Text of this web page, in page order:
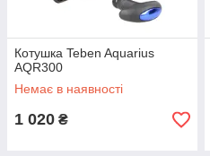
Котушка Teben Aquarius
AQR300
Немає в наявності
1 020 ₴